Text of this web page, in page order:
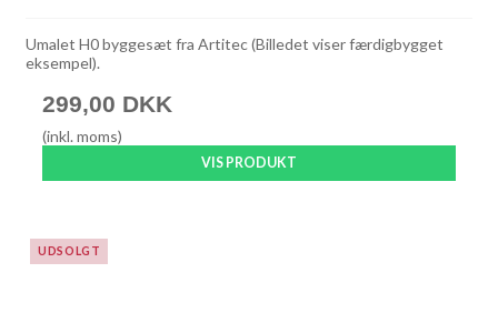
Umalet H0 byggesæt fra Artitec (Billedet viser færdigbygget
eksempel).
299,00 DKK
(inkl. moms)
VIS PRODUKT
UDSOLGT